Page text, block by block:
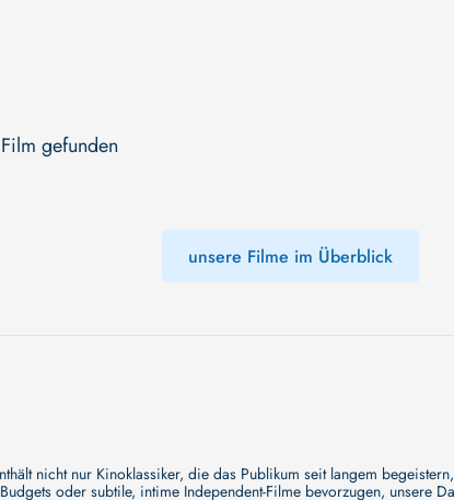
gefunden
unsere Filme im Überblick
nicht nur Kinoklassiker, die das Publikum seit langem
oder subtile, intime Independent-Filme bevorzugen, unsere